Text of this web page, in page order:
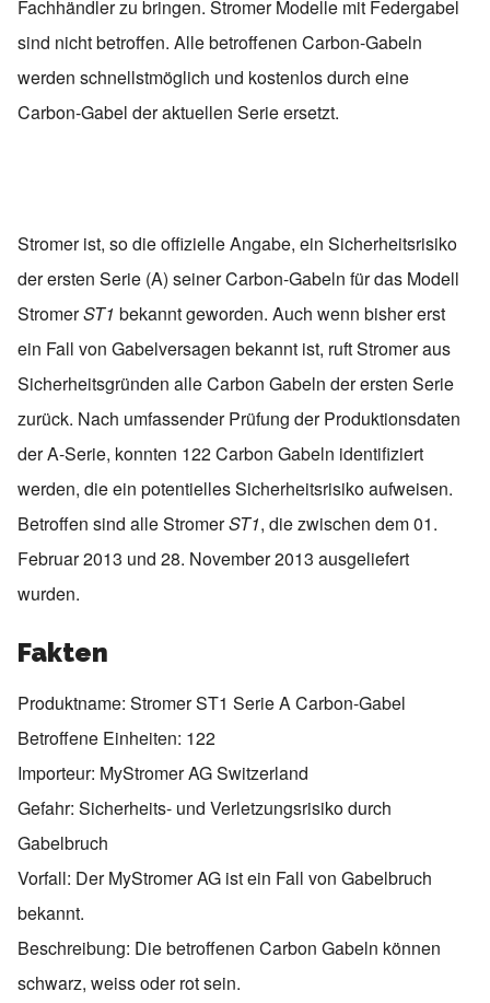
Fachhändler zu bringen. Stromer Modelle mit Federgabel
sind nicht betroffen. Alle betroffenen Carbon-Gabeln
werden schnellstmöglich und kostenlos durch eine
Carbon-Gabel der aktuellen Serie ersetzt.
Stromer ist, so die offizielle Angabe, ein Sicherheitsrisiko
der ersten Serie (A) seiner Carbon-Gabeln für das Modell
StromerST1 bekannt geworden. Auch wenn bisher erst
ein Fall von Gabelversagen bekannt ist, ruft Stromer aus
Sicherheitsgründen alle Carbon Gabeln der ersten Serie
zurück. Nach umfassender Prüfung der Produktionsdaten
der A-Serie, konnten 122 Carbon Gabeln identifiziert
werden, die ein potentielles Sicherheitsrisiko aufweisen.
Betroffen sind alle StromerST1, die zwischen dem 01.
Februar 2013 und 28. November 2013 ausgeliefert
wurden.
Fakten
Produktname: Stromer ST1 Serie A Carbon-Gabel
Betroffene Einheiten: 122
Importeur: MyStromer AG Switzerland
Gefahr: Sicherheits- und Verletzungsrisiko durch
Gabelbruch
Vorfall: Der MyStromer AG ist ein Fall von Gabelbruch
bekannt.
Beschreibung: Die betroffenen Carbon Gabeln können
schwarz, weiss oder rot sein.